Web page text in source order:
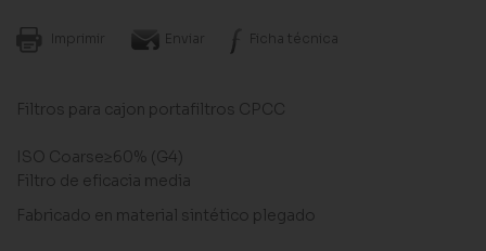
Imprimir Enviar Ficha técnica
Filtros para cajon portafiltros CPCC
ISO Coarse≥60% (G4)
Filtro de eficacia media
Fabricado en material sintético plegado